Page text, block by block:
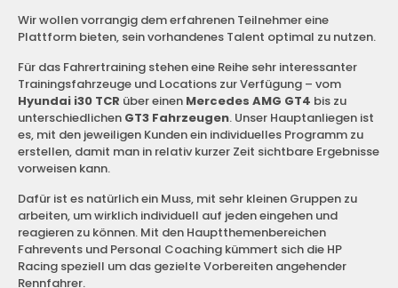
Wir wollen vorrangig dem erfahrenen Teilnehmer eine
Plattform bieten, sein vorhandenes Talent optimal zu nutzen.
Für das Fahrertraining stehen eine Reihe sehr interessanter
Trainingsfahrzeuge und Locations zur Verfügung – vom
Hyundai i30 TCR über einen Mercedes AMG GT4 bis zu
unterschiedlichen GT3 Fahrzeugen. Unser Hauptanliegen ist
es, mit den jeweiligen Kunden ein individuelles Programm zu
erstellen, damit man in relativ kurzer Zeit sichtbare Ergebnisse
vorweisen kann.
Dafür ist es natürlich ein Muss, mit sehr kleinen Gruppen zu
arbeiten, um wirklich individuell auf jeden eingehen und
reagieren zu können. Mit den Hauptthemenbereichen
Fahrevents und Personal Coaching kümmert sich die HP
Racing speziell um das gezielte Vorbereiten angehender
Rennfahrer.